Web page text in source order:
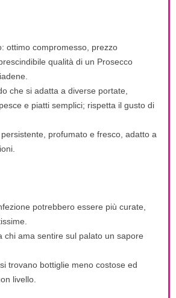
ottimo compromesso, prezzo
qualità di un Prosecco
che si adatta a diverse portate,
e piatti semplici; rispetta il gusto di
profumato e fresco, adatto a
potrebbero essere più curate,
chi ama sentire sul palato un sapore
trovano bottiglie meno costose ed
livello.